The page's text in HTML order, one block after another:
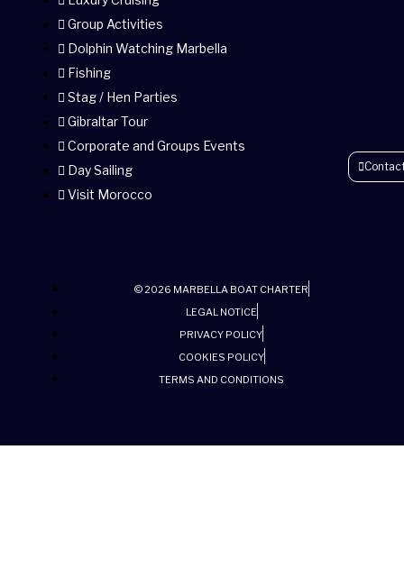
Group Activities
Dolphin Watching Marbella
Fishing
Stag / Hen Parties
Gibraltar Tour
Corporate and Groups Events
Day Sailing
Visit Morocco
© 2026 MARBELLA BOAT CHARTER
LEGAL NOTICE
PRIVACY POLICY
COOKIES POLICY
TERMS AND CONDITIONS